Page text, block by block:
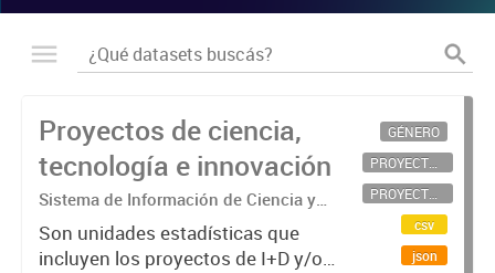
Proyectos de ciencia,
tecnología e innovación
Sistema de Información de Ciencia y
Tecnología Argentino (SICYTAR)
Son unidades estadísticas que
incluyen los proyectos de I+D y/o
GÉNERO
PROYECTOS CIENTÍFICOS
PROYECTOS TECNOLÓGICOS
csv
json